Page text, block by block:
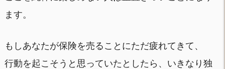
ます。
もしあなたが保険を売ることにただ疲れてきて、
行動を起こそうと思っていたとしたら、いきなり独